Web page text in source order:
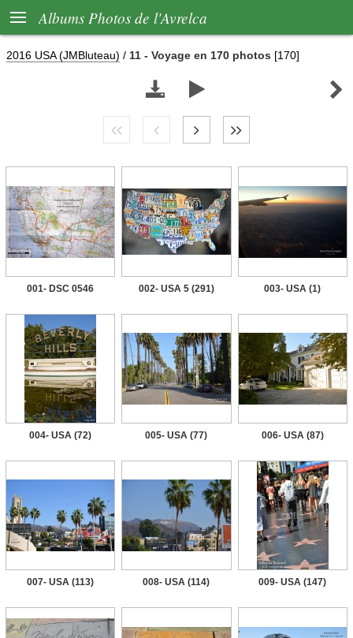
 Albums Photos de l'Avrelca
2016 USA (JMBluteau) / 11 - Voyage en 170 photos [170]
  
001- DSC 0546 002- USA 5 (291) 003- USA (1)
004- USA (72) 005- USA (77) 006- USA (87)
007- USA (113) 008- USA (114) 009- USA (147)